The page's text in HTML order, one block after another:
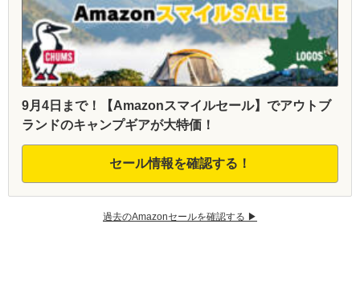
9月4日まで！【Amazonスマイルセール】でアウトブ
ランドのキャンプギアが大特価！
セール情報を確認する！
過去のAmazonセールを確認する ▶︎